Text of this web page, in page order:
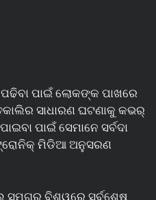
ପାଇଁ ଲୋକଙ୍କ ପାଖରେ
ସାଧାରଣ ଘଟଣାକୁ କଭର୍
ପାଇଁ ସେମାନେ ସର୍ବଦା
ମିଡିଆ ଅନୁସରଣ
ସମଗ୍ର ବିଶ୍ୱରେ ସର୍ବଶେଷ